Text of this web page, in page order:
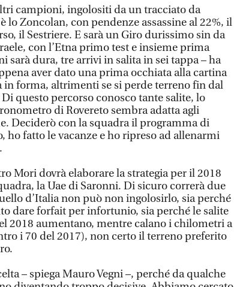
campioni, ingolositi da un tracciato da
lo Zoncolan, con pendenze assassine al 22%, il
il Sestriere. E sarà un Giro durissimo sin da
con l’Etna primo test e insieme prima
sarà dura, tre arrivi in salita in sei tappa – ha
aver dato una prima occhiata alla cartina
in forma, altrimenti se si perde terreno fin dal
questo percorso conosco tante salite, lo
di Rovereto sembra adatta agli
Deciderò con la squadra il programma di
ho fatto le vacanze e ho ripreso ad allenarmi
Mori dovrà elaborare la strategia per il 2018
la Uae di Saronni. Di sicuro correrà due
d’Italia non può non ingolosirlo, sia perché
dare forfait per infortunio, sia perché le salite
2018 aumentano, mentre calano i chilometri a
i 70 del 2017), non certo il terreno preferito
– spiega Mauro Vegni –, perché da qualche